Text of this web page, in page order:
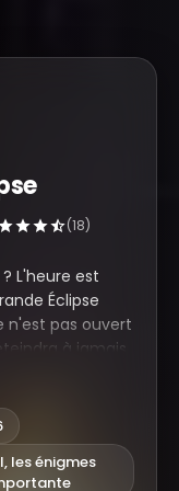
(18)
L'heure est
Éclipse
n'est pas ouvert
à jamais.
game en
directement
requise :
les énigmes